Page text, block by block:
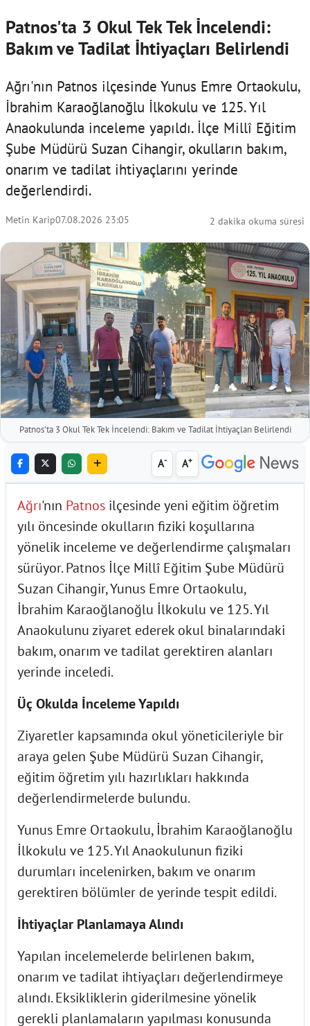
Patnos'ta 3 Okul Tek Tek İncelendi:
Bakım ve Tadilat İhtiyaçları Belirlendi
Ağrı'nın Patnos ilçesinde Yunus Emre Ortaokulu,
İbrahim Karaoğlanoğlu İlkokulu ve 125. Yıl
Anaokulunda inceleme yapıldı. İlçe Millî Eğitim
Şube Müdürü Suzan Cihangir, okulların bakım,
onarım ve tadilat ihtiyaçlarını yerinde
değerlendirdi.
Metin Karip07.08.2026 23:05 2 dakika okuma süresi
Patnos'ta 3 Okul Tek Tek İncelendi: Bakım ve Tadilat İhtiyaçları Belirlendi
A- A+
Ağrı'nın Patnos ilçesinde yeni eğitim öğretim
yılı öncesinde okulların fiziki koşullarına
yönelik inceleme ve değerlendirme çalışmaları
sürüyor. Patnos İlçe Millî Eğitim Şube Müdürü
Suzan Cihangir, Yunus Emre Ortaokulu,
İbrahim Karaoğlanoğlu İlkokulu ve 125. Yıl
Anaokulunu ziyaret ederek okul binalarındaki
bakım, onarım ve tadilat gerektiren alanları
yerinde inceledi.
Üç Okulda İnceleme Yapıldı
Ziyaretler kapsamında okul yöneticileriyle bir
araya gelen Şube Müdürü Suzan Cihangir,
eğitim öğretim yılı hazırlıkları hakkında
değerlendirmelerde bulundu.
Yunus Emre Ortaokulu, İbrahim Karaoğlanoğlu
İlkokulu ve 125. Yıl Anaokulunun fiziki
durumları incelenirken, bakım ve onarım
gerektiren bölümler de yerinde tespit edildi.
İhtiyaçlar Planlamaya Alındı
Yapılan incelemelerde belirlenen bakım,
onarım ve tadilat ihtiyaçları değerlendirmeye
alındı. Eksikliklerin giderilmesine yönelik
gerekli planlamaların yapılması konusunda